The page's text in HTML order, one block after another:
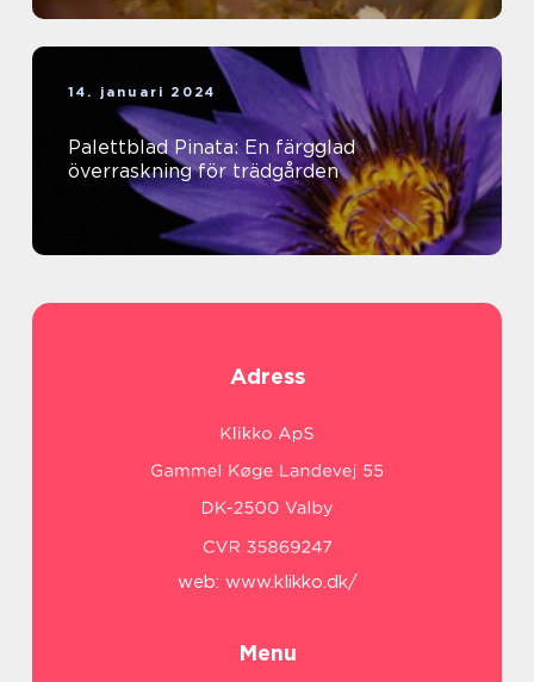
14. januari 2024
Palettblad Pinata: En färgglad
överraskning för trädgården
Adress
web: www.klikko.dk/
Menu